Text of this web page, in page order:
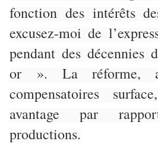
fonction des intérêts
excusez-moi de
pendant des décennies
or ». La réforme,
compensatoires
avantage par
productions.